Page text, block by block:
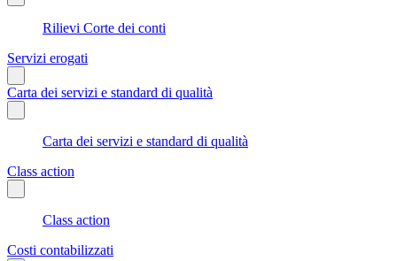
Rilievi Corte dei conti
Servizi erogati
Carta dei servizi e standard di qualità
Carta dei servizi e standard di qualità
Class action
Class action
Costi contabilizzati